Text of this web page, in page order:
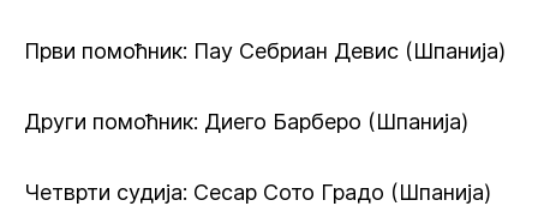
Први помоћник: Пау Себриан Девис (Шпанија)
Други помоћник: Диего Барберо (Шпанија)
Четврти судија: Сесар Сото Градо (Шпанија)